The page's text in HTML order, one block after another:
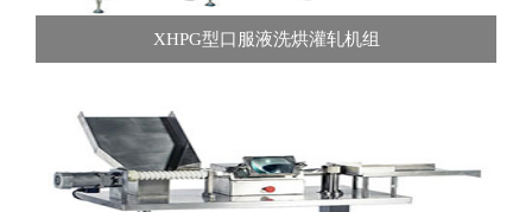
XHPG型口服液洗烘灌轧机组